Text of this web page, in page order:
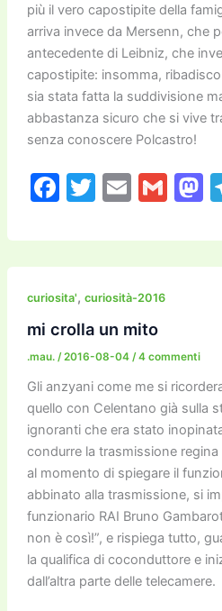
più il vero capostipite della
arriva invece da Mersenn, che
antecedente di Leibniz, che
capostipite: insomma,
sia stata fatta la suddivisione
abbastanza sicuro che si vive
senza conoscere Polcastro!
F
c
e
b
o
o
k
T
itt
er
E
ai
l
G
ai
l
o
curiosita', curiosità-2016
mi crolla un mito
.mau. /2016-08-04 /4 commenti
Gli anzyani come me si
quello con Celentano già sulla
ignoranti che era stato
condurre la trasmissione
al momento di spiegare il
abbinato alla trasmissione, si
funzionario RAI Bruno
non è così!”, e rispiega tutto,
la qualifica di coconduttore e
dall’altra parte delle telecamere.